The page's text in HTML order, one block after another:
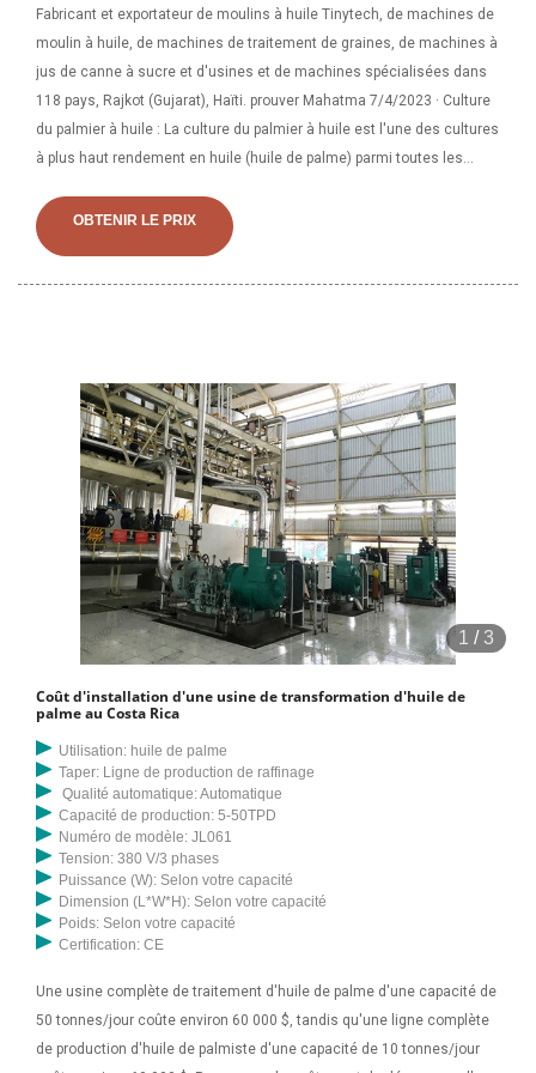
Fabricant et exportateur de moulins à huile Tinytech, de machines de
moulin à huile, de machines de traitement de graines, de machines à
jus de canne à sucre et d'usines et de machines spécialisées dans
118 pays, Rajkot (Gujarat), Haïti. prouver Mahatma 7/4/2023 · Culture
du palmier à huile : La culture du palmier à huile est l'une des cultures
à plus haut rendement en huile (huile de palme) parmi toutes les
huile comestibles - germées. Dans l'élevage en pépinière, le système
de sacs en polyéthylène en une seule étape est très efficace. La Côte
nos machines et équipements pour moulins à huile. Les équipements
sont réputés pour leur qualité, leur durabilité et leur durabilité. Nous
entreprenons des solutions de projet clé en main pour l’usine
complète d’extraction d’huile de coprah. Nous fournissons des usines
de moulin à huile de noix de coco à petite et à grande échelle
20/2/2023 · Générez de nouveaux revenus en raffinant davantage les
huiles comestibles en margarines à tartiner faibles en gras ou en
margarines de table, liquides, à gâteaux et à la crème et pour pâte
feuilletée. Pour une qualité et un rendement de produit de graisse
jaune les plus élevés, optimisez vos processus d'huile comestible
Extracteur d'huile automatique commercial 400 W 304 en acier
haricots arachide noix de coco tournesol sésame colza 269,00 $ 269
$ . 00 Recevez-le dès le vendredi 9 août
OBTENIR LE PRIX
1 /3
Coût d'installation d'une usine de transformation d'huile de
palme au Costa Rica
Utilisation: huile de palme
Taper: Ligne de production de raffinage
Qualité automatique: Automatique
Capacité de production: 5-50TPD
Numéro de modèle: JL061
Tension: 380 V/3 phases
Puissance (W): Selon votre capacité
Dimension (L*W*H): Selon votre capacité
Poids: Selon votre capacité
Certification: CE
Une usine complète de traitement d'huile de palme d'une capacité de
50 tonnes/jour coûte environ 60 000 $, tandis qu'une ligne complète
de production d'huile de palmiste d'une capacité de 10 tonnes/jour